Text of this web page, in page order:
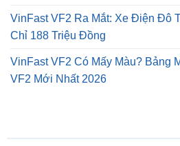
VinFast VF2 Ra Mắt: Xe Điện Đô
Chỉ 188 Triệu Đồng
VinFast VF2 Có Mấy Màu? Bảng
VF2 Mới Nhất 2026